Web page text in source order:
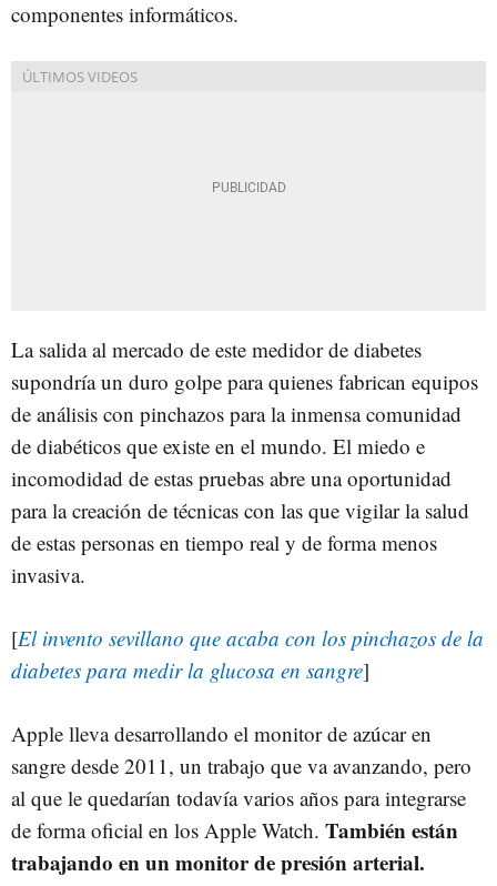
componentes informáticos.
La salida al mercado de este medidor de diabetes
supondría un duro golpe para quienes fabrican equipos
de análisis con pinchazos para la inmensa comunidad
de diabéticos que existe en el mundo. El miedo e
incomodidad de estas pruebas abre una oportunidad
para la creación de técnicas con las que vigilar la salud
de estas personas en tiempo real y de forma menos
invasiva.
[El invento sevillano que acaba con los pinchazos de la
diabetes para medir la glucosa en sangre]
Apple lleva desarrollando el monitor de azúcar en
sangre desde 2011, un trabajo que va avanzando, pero
al que le quedarían todavía varios años para integrarse
de forma oficial en los Apple Watch. También están
trabajando en un monitor de presión arterial.